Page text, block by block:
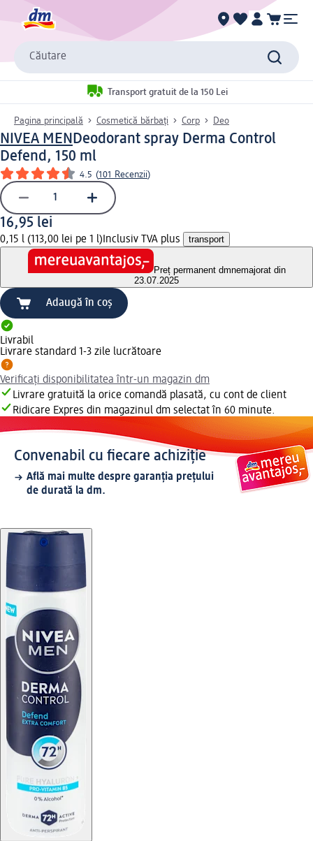
Căutare
Transport gratuit de la 150 Lei
Pagina principală Cosmetică bărbați Corp Deo
NIVEA MENDeodorant spray Derma Control
Defend, 150 ml
4.5 (101 Recenzii)
16,95 lei
0,15 l (113,00 lei pe 1 l) Inclusiv TVA plus transport
Preț permanent dmnemajorat din
23.07.2025
Adaugă în coș
Livrabil
Livrare standard 1-3 zile lucrătoare
Verificați disponibilitatea într-un magazin dm
Livrare gratuită la orice comandă plasată, cu cont de client
Ridicare Expres din magazinul dm selectat în 60 minute.
Convenabil cu fiecare achiziție
Află mai multe despre garanția prețului
de durată la dm.